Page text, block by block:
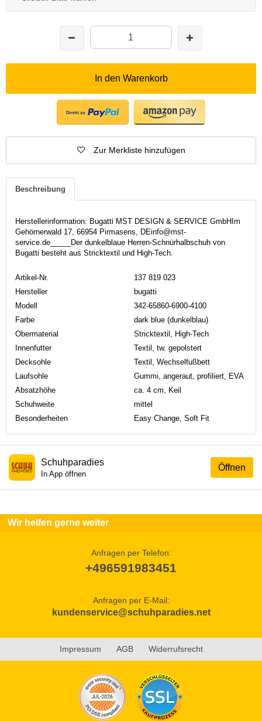
In den Warenkorb
Zur Merkliste hinzufügen
Beschreibung
Herstellerinformation: Bugatti MST DESIGN & SERVICE GmbHIm
Gehörnerwald 17, 66954 Pirmasens, DEinfo@mst-
service.de_____Der dunkelblaue Herren-Schnürhalbschuh von
Bugatti besteht aus Stricktextil und High-Tech.
Artikel-Nr.
137 819 023
Hersteller
bugatti
Modell
342-65860-6900-4100
Farbe
dark blue (dunkelblau)
Obermaterial
Stricktextil, High-Tech
Innenfutter
Textil, tw. gepolstert
Decksohle
Textil, Wechselfußbett
Laufsohle
Gummi, angeraut, profiliert, EVA
Absatzhöhe
ca. 4 cm, Keil
Schuhweite
mittel
Besonderheiten
Easy Change, Soft Fit
Öffnen
Schuhparadies
In App öffnen
Wir helfen gerne weiter
Anfragen per Telefon:
+496591983451
Anfragen per E-Mail:
kundenservice@schuhparadies.net
Impressum AGB Widerrufsrecht